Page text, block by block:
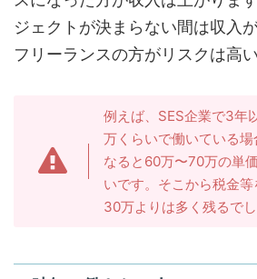
ジェクトが決まらない間は収入
フリーランスの方がリスクは高い
例えば、SES企業で3年
万くらいで働いている
なると60万〜70万の単
いです。そこから税金
30万よりは多く残るでし